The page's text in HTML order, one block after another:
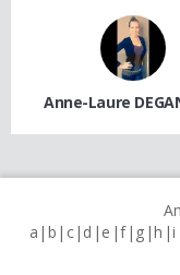
Anne-Laure
a b c d e f g h i